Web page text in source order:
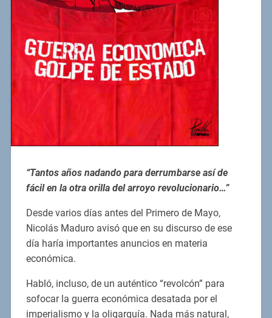
“Tantos años nadando para derrumbarse así de
fácil en la otra orilla del arroyo revolucionario…”
Desde varios días antes del Primero de Mayo,
Nicolás Maduro avisó que en su discurso de ese
día haría importantes anuncios en materia
económica.
Habló, incluso, de un auténtico “revolcón” para
sofocar la guerra económica desatada por el
imperialismo y la oligarquía. Nada más natural,